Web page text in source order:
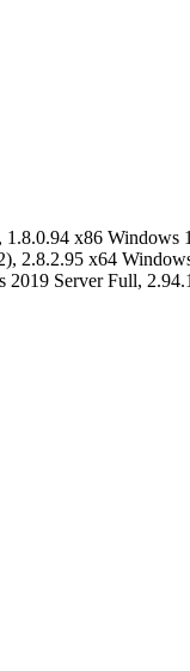
x86
2.8.2.95 x64
Server Full,